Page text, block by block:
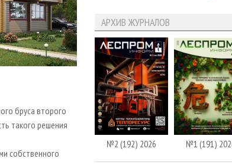
бруса второго
такого решения
собственного
АРХИВ ЖУРНАЛОВ
№2 (192) 2026 №1 (191)